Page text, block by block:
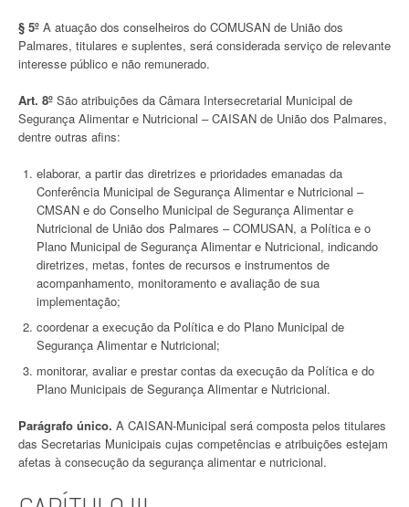
§ 5º A atuação dos conselheiros do COMUSAN de União dos
Palmares, titulares e suplentes, será considerada serviço de relevante
interesse público e não remunerado.
Art. 8º São atribuições da Câmara Intersecretarial Municipal de
Segurança Alimentar e Nutricional – CAISAN de União dos Palmares,
dentre outras afins:
elaborar, a partir das diretrizes e prioridades emanadas da
Conferência Municipal de Segurança Alimentar e Nutricional –
CMSAN e do Conselho Municipal de Segurança Alimentar e
Nutricional de União dos Palmares – COMUSAN, a Política e o
Plano Municipal de Segurança Alimentar e Nutricional, indicando
diretrizes, metas, fontes de recursos e instrumentos de
acompanhamento, monitoramento e avaliação de sua
implementação;
coordenar a execução da Política e do Plano Municipal de
Segurança Alimentar e Nutricional;
monitorar, avaliar e prestar contas da execução da Política e do
Plano Municipais de Segurança Alimentar e Nutricional.
Parágrafo único. A CAISAN-Municipal será composta pelos titulares
das Secretarias Municipais cujas competências e atribuições estejam
afetas à consecução da segurança alimentar e nutricional.